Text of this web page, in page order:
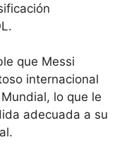
que Messi
internacional
lo que le
adecuada a su